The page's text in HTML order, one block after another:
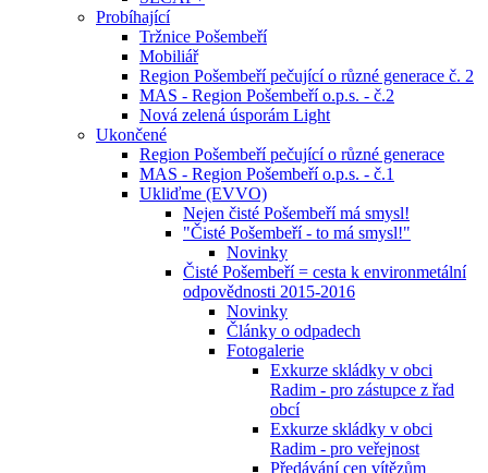
Probíhající
Tržnice Pošembeří
Mobiliář
Region Pošembeří pečující o různé generace č. 2
MAS - Region Pošembeří o.p.s. - č.2
Nová zelená úsporám Light
Ukončené
Region Pošembeří pečující o různé generace
MAS - Region Pošembeří o.p.s. - č.1
Ukliďme (EVVO)
Nejen čisté Pošembeří má smysl!
"Čisté Pošembeří - to má smysl!"
Novinky
Čisté Pošembeří = cesta k environmetální
odpovědnosti 2015-2016
Novinky
Články o odpadech
Fotogalerie
Exkurze skládky v obci
Radim - pro zástupce z řad
obcí
Exkurze skládky v obci
Radim - pro veřejnost
Předávání cen vítězům